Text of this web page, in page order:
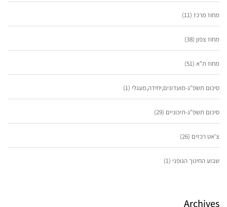
מחוז מרכז (11)
מחוז צפון (38)
מחוז ת"א (51)
סיכום תשפ"ג-מועדונים,יחידה,מעגלי (1)
סיכום תשפ"ג-תיכוניים (29)
צ'אט רכזים (26)
שבוע החינוך הגופני (1)
Archives